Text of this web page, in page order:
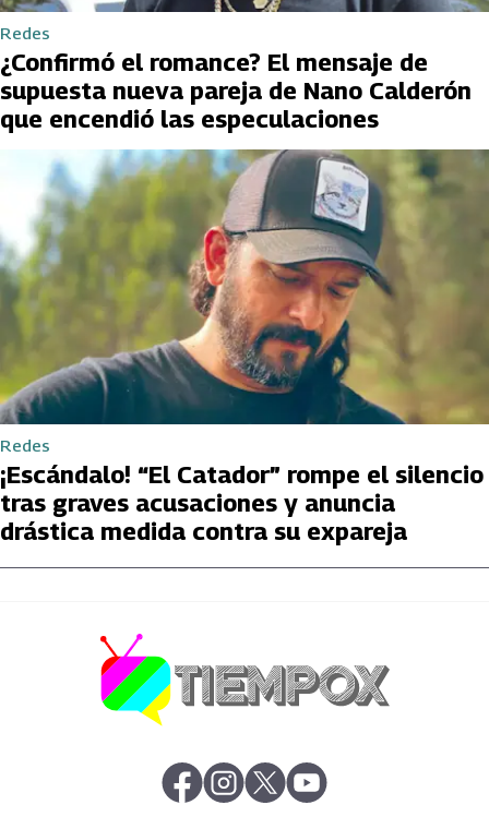
Redes
¿Confirmó el romance? El mensaje de
supuesta nueva pareja de Nano Calderón
que encendió las especulaciones
Redes
¡Escándalo! “El Catador” rompe el silencio
tras graves acusaciones y anuncia
drástica medida contra su expareja
abre en nueva pestaña
abre en nueva pestaña
abre en nueva pestaña